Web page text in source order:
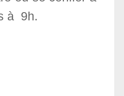
à 9h.